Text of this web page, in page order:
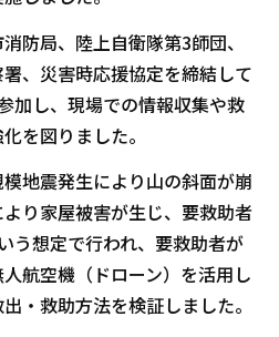
防局、陸上自衛隊第3師団、
、災害時応援協定を締結して
加し、現場での情報収集や救
を図りました。
地震発生により山の斜面が崩
り家屋被害が生じ、要救助者
う想定で行われ、要救助者が
航空機（ドローン）を活用し
・救助方法を検証しました。